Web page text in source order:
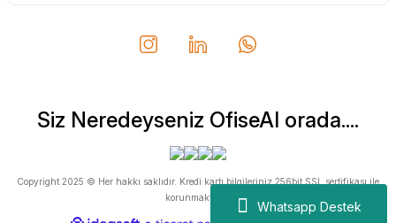
Whatsapp Destek
Siz Neredeyseniz OfiseAl orada....
Copyright 2025 © Her hakkı saklıdır. Kredi kartı bilgileriniz 256bit SSL sertifikası ile
korunmaktadır.